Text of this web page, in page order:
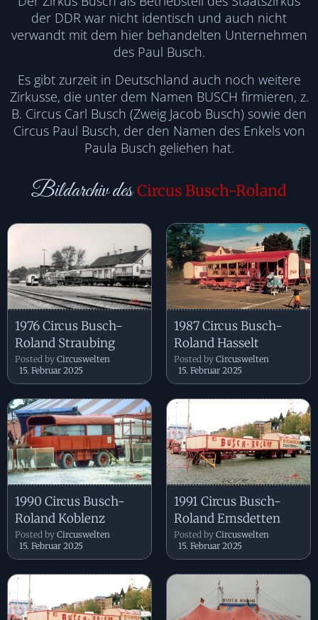
der DDR war nicht identisch und auch nicht
verwandt mit dem hier behandelten Unternehmen
des Paul Busch.
Es gibt zurzeit in Deutschland auch noch weitere
Zirkusse, die unter dem Namen BUSCH firmieren, z.
B. Circus Carl Busch (Zweig Jacob Busch) sowie den
Circus Paul Busch, der den Namen des Enkels von
Paula Busch geliehen hat.
Bildarchiv des Circus Busch-Roland
1976 Circus Busch-
Roland Straubing
Posted by Circuswelten
15. Februar 2025
1987 Circus Busch-
Roland Hasselt
Posted by Circuswelten
15. Februar 2025
1990 Circus Busch-
Roland Koblenz
Posted by Circuswelten
15. Februar 2025
1991 Circus Busch-
Roland Emsdetten
Posted by Circuswelten
15. Februar 2025